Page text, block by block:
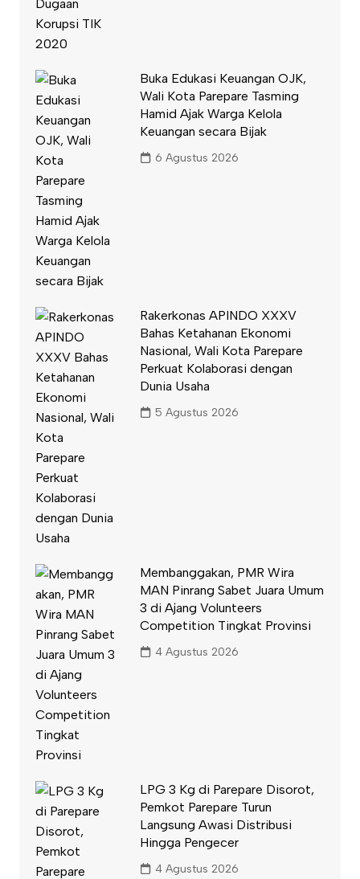
Buka Edukasi Keuangan OJK,
Wali Kota Parepare Tasming
Hamid Ajak Warga Kelola
Keuangan secara Bijak
6 Agustus 2026
Rakerkonas APINDO XXXV
Bahas Ketahanan Ekonomi
Nasional, Wali Kota Parepare
Perkuat Kolaborasi dengan
Dunia Usaha
5 Agustus 2026
Membanggakan, PMR Wira
MAN Pinrang Sabet Juara Umum
3 di Ajang Volunteers
Competition Tingkat Provinsi
4 Agustus 2026
LPG 3 Kg di Parepare Disorot,
Pemkot Parepare Turun
Langsung Awasi Distribusi
Hingga Pengecer
4 Agustus 2026